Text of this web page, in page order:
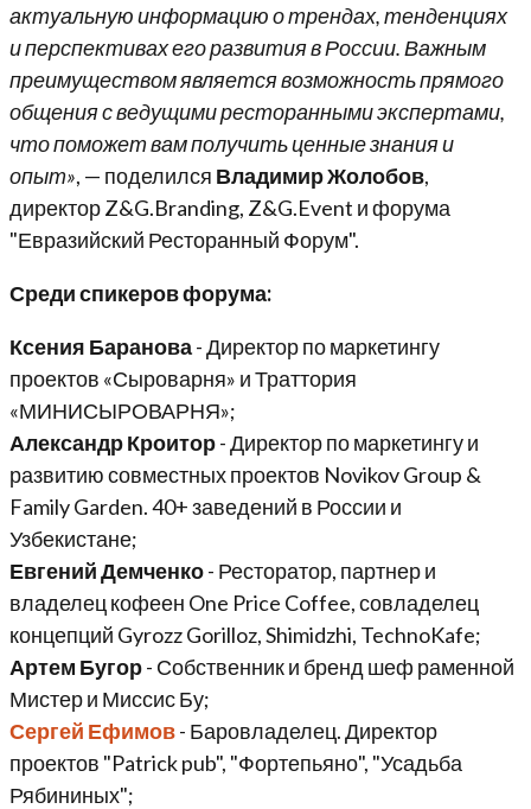
актуальную информацию о трендах, тенденциях
и перспективах его развития в России. Важным
преимуществом является возможность прямого
общения с ведущими ресторанными экспертами,
что поможет вам получить ценные знания и
опыт», — поделился Владимир Жолобов,
директор Z&G.Branding, Z&G.Event и форума
"Евразийский Ресторанный Форум".
Среди спикеров форума:
Ксения Баранова- Директор по маркетингу
проектов «Сыроварня» и Траттория
«МИНИСЫРОВАРНЯ»;
Александр Кроитор- Директор по маркетингу и
развитию совместных проектов Novikov Group &
Family Garden. 40+ заведений в России и
Узбекистане;
Евгений Демченко- Ресторатор, партнер и
владелец кофеен One Price Coffee, совладелец
концепций Gyrozz Gorilloz, Shimidzhi, TechnoKafe;
Артем Бугор- Собственник и бренд шеф раменной
Мистер и Миссис Бу;
Сергей Ефимов- Баровладелец. Директор
проектов "Patrick pub", "Фортепьяно", "Усадьба
Рябининых";